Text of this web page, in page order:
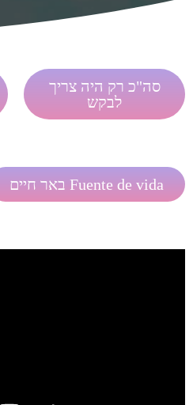
סה"כ רק היה צריך
לבקש
Fuente de vida באר חיים